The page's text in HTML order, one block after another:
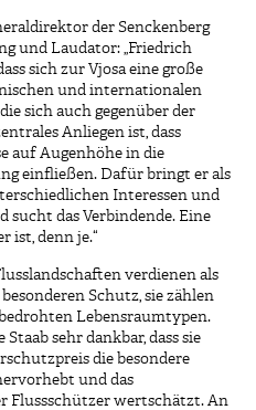
der Senckenberg
und Laudator: „Friedrich
sich zur Vjosa eine große
und internationalen
sich auch gegenüber der
Anliegen ist, dass
auf Augenhöhe in die
einfließen. Dafür bringt er als
Interessen und
sucht das Verbindende. Eine
ist, denn je.“
verdienen als
Schutz, sie zählen
Lebensraumtypen.
sehr dankbar, dass sie
die besondere
und das
Flussschützer wertschätzt. An